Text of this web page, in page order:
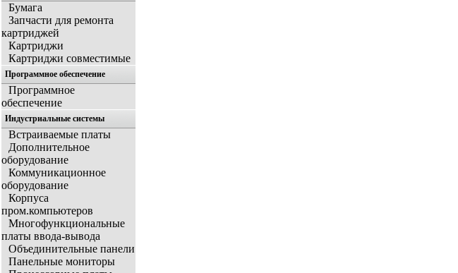
Бумага
Запчасти для ремонта
картриджей
Картриджи
Картриджи совместимые
Программное обеспечение
Программное
обеспечение
Индустриальные системы
Встраиваемые платы
Дополнительное
оборудование
Коммуникационное
оборудование
Корпуса
пром.компьютеров
Многофункциональные
платы ввода-вывода
Объединительные панели
Панельные мониторы